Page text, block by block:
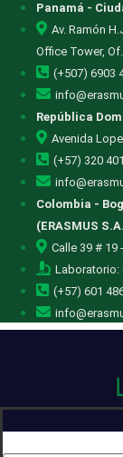
Panamá -
Av. Ramón
Office Tower,
(+507) 6903
República
Avenida
(+57) 320
Colombia -
(ERASMUS
Calle 39 # 19
Laboratorio:
(+57) 601